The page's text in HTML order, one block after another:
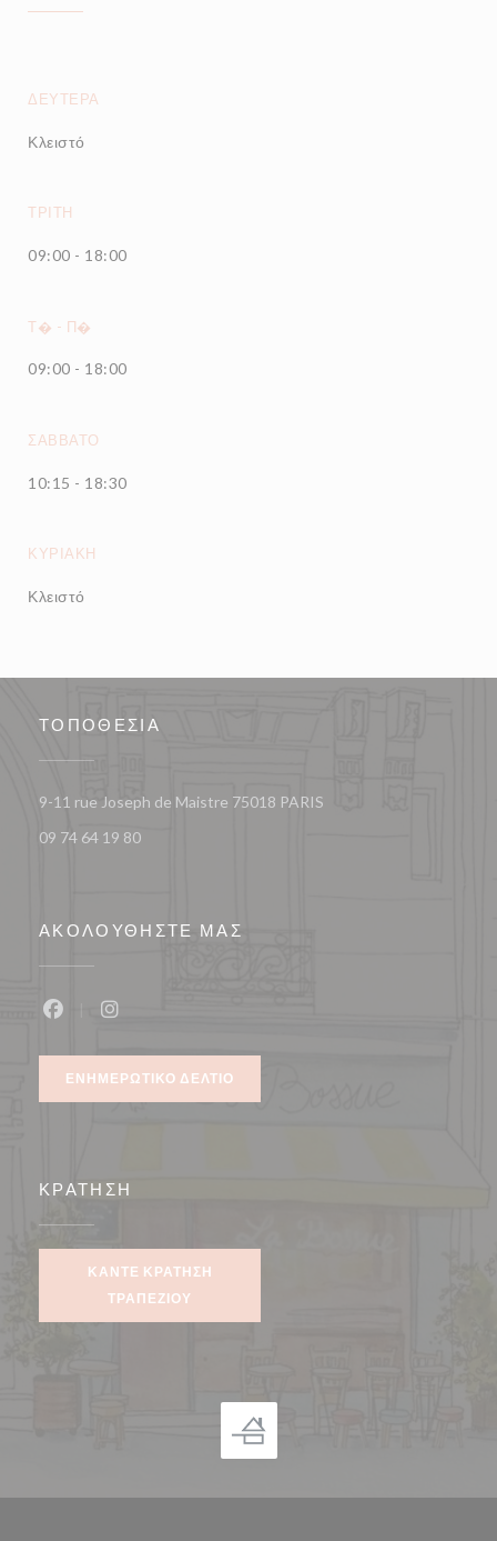
ΔΕΥΤΈΡΑ
Κλειστό
ΤΡΊΤΗ
09:00 - 18:00
Τ� - Π�
09:00 - 18:00
ΣΆΒΒΑΤΟ
10:15 - 18:30
ΚΥΡΙΑΚΉ
Κλειστό
ΤΟΠΟΘΕΣΊΑ
9-11 rue Joseph de Maistre 75018 PARIS
09 74 64 19 80
ΑΚΟΛΟΥΘΉΣΤΕ ΜΑΣ
ΕΝΗΜΕΡΩΤΙΚΌ ΔΕΛΤΊΟ
ΚΡΆΤΗΣΗ
ΚΆΝΤΕ ΚΡΆΤΗΣΗ
ΤΡΑΠΕΖΙΟΎ